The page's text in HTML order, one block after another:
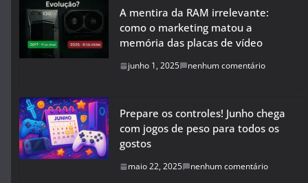
A mentira da RAM irrelevante:
como o marketing matou a
memória das placas de vídeo
junho 1, 2025 nenhum comentário
Prepare os controles! Junho chega
com jogos de peso para todos os
gostos
maio 22, 2025 nenhum comentário